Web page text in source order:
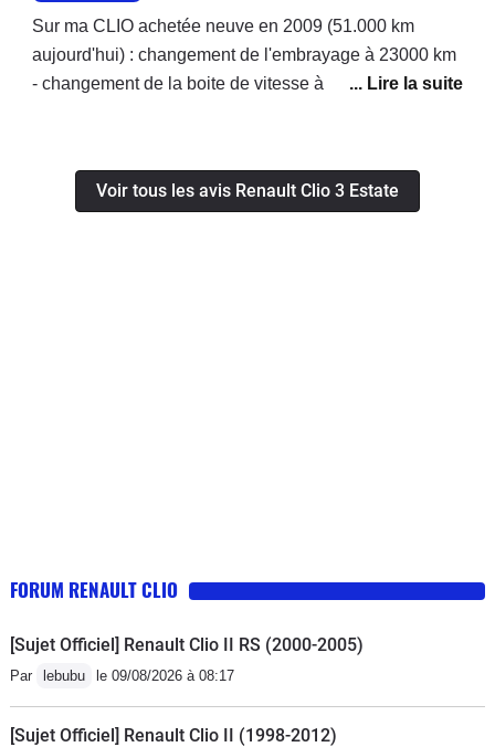
Sur ma CLIO achetée neuve en 2009 (51.000 km
aujourd'hui) : changement de l'embrayage à 23000 km
- changement de la boite de vitesse à 49500 km.j'ai le
emmenés à plus de 100000 km avant de les revendre.
Je pense que RENAULT m'a vendu une voiture
Voir tous les avis Renault Clio 3 Estate
FORUM RENAULT CLIO
[Sujet Officiel] Renault Clio II RS (2000-2005)
Par lebubu le 09/08/2026 à 08:17
[Sujet Officiel] Renault Clio II (1998-2012)